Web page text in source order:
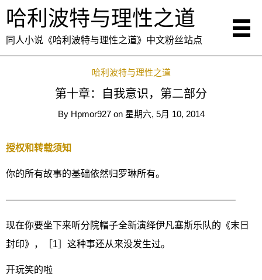
哈利波特与理性之道
同人小说《哈利波特与理性之道》中文粉丝站点
哈利波特与理性之道
第十章：自我意识，第二部分
By Hpmor927 on 星期六, 5月 10, 2014
授权和转载须知
你的所有故事的基础依然归罗琳所有。
————————————————————————–
现在你要坐下来听分院帽子全新演绎伊凡塞斯乐队的《末日
封印》，［1］这种事还从来没发生过。
开玩笑的啦